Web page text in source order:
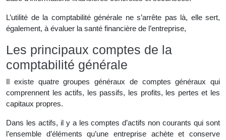
L’utilité de la comptabilité générale ne s’arrête pas là, elle sert,
également, à évaluer la santé financière de l’entreprise,
Les principaux comptes de la
comptabilité générale
Il existe quatre groupes généraux de comptes généraux qui
comprennent les actifs, les passifs, les profits, les pertes et les
capitaux propres.
Dans les actifs, il y a les comptes d’actifs non courants qui sont
l’ensemble d’éléments qu’une entreprise achète et conserve